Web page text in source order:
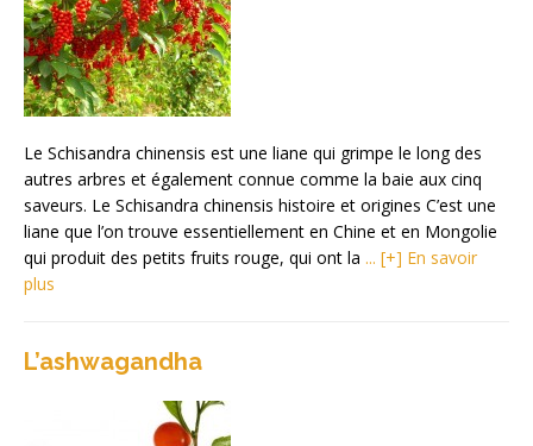
Le Schisandra chinensis est une liane qui grimpe le long des
autres arbres et également connue comme la baie aux cinq
saveurs. Le Schisandra chinensis histoire et origines C’est une
liane que l’on trouve essentiellement en Chine et en Mongolie
qui produit des petits fruits rouge, qui ont la ... [+] En savoir
plus
L’ashwagandha